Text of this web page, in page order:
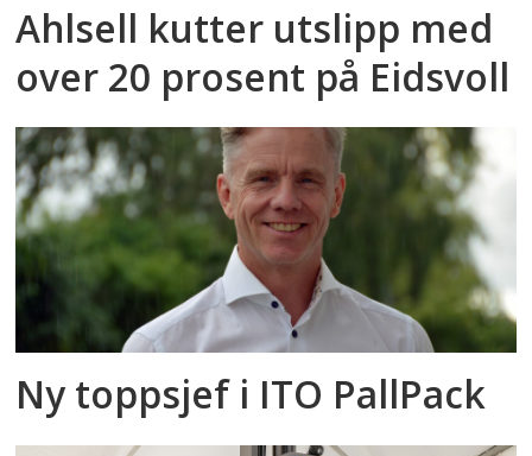
Ahlsell kutter utslipp med
over 20 prosent på Eidsvoll
Ny toppsjef i ITO PallPack